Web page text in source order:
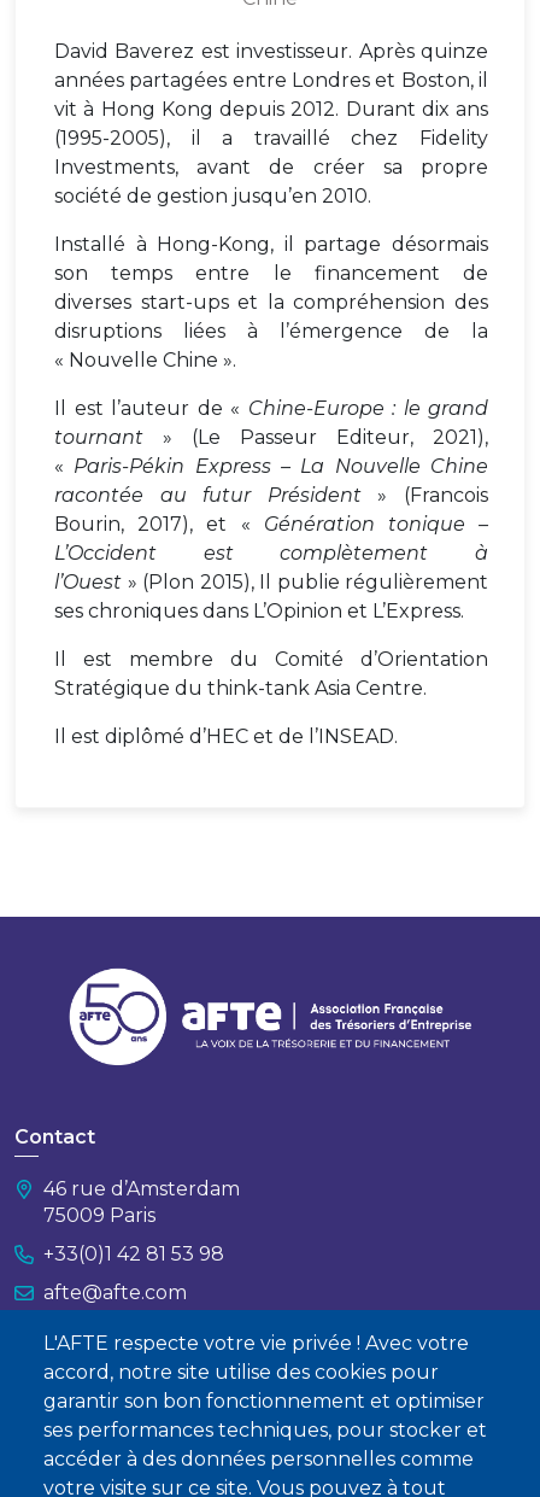
L'AFTE respecte votre vie privée ! Avec votre
accord, notre site utilise des cookies pour
garantir son bon fonctionnement et optimiser
ses performances techniques, pour stocker et
accéder à des données personnelles comme
votre visite sur ce site. Vous pouvez à tout
David Baverez est investisseur. Après quinze
années partagées entre Londres et Boston, il
vit à Hong Kong depuis 2012. Durant dix ans
(1995-2005), il a travaillé chez Fidelity
Investments, avant de créer sa propre
société de gestion jusqu’en 2010.
Installé à Hong-Kong, il partage désormais
son temps entre le financement de
diverses start-ups et la compréhension des
disruptions liées à l’émergence de la
« Nouvelle Chine ».
Il est l’auteur de « Chine-Europe : le grand
tournant » (Le Passeur Editeur, 2021),
« Paris-Pékin Express – La Nouvelle Chine
racontée au futur Président» (Francois
Bourin, 2017), et « Génération tonique –
L’Occident est complètement à
l’Ouest » (Plon 2015), Il publie régulièrement
ses chroniques dans L’Opinion et L’Express.
Il est membre du Comité d’Orientation
Stratégique du think-tank Asia Centre.
Il est diplômé d’HEC et de l’INSEAD.
Contact
46 rue d’Amsterdam
75009 Paris
+33(0)1 42 81 53 98
afte@afte.com
Nous contacter
À propos
Qui sommes-nous ?